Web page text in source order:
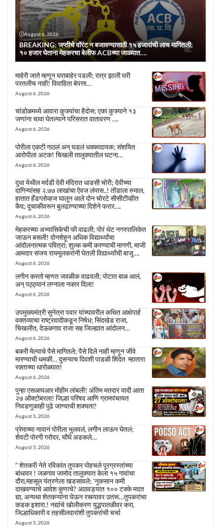
August 6, 2026
BREAKING: जप्तीचे वॉरंट न बजावण्यासाठी १५ हजारांची लाच मागितली;
१० हजार घेताना मेहकरचा बेलीफ ACBच्या जाळ्यात….
माहेरी जाते म्हणून घराबाहेर पडली; रात्र झाली घरी
परतलीच नाही! विवाहिता बेपत्ता…
August 6, 2026
चांडोळमध्ये आवारा कुत्र्यांचा हैदोस; एका कुत्र्याने १३
जणांना चावा घेतल्याने परिसरात वातावरण ….
August 6, 2026
पोरीला एकटी गाठलं अन् घडलं धक्कादायक; संशयित
आरोपीला अटक! चिखली तालुक्यातील घटना…
August 6, 2026
दुधा येथील मर्दडी देवी मंदिरात धाडसी चोरी; देवीच्या
दागिन्यांसह २.७७ लाखांचा ऐवज लंपास..! तोंडाला रुमाल,
हातात हँडग्लोव्हज घालून आले दोन चोरटे सीसीटीव्हीत
कैद; दुचाकीवरून बुलढाण्याच्या दिशेने फरार….
August 6, 2026
मेहकरच्या अभ्यासिकेची फी वाढली; पोरं थेट नगरपालिकेत
जाऊन बसली! दोनशेहून अधिक विद्यार्थ्यांचा
आंदोलनात्मक पवित्रा; शुल्क कमी करण्याची मागणी, माजी
आमदार संजय रायमूलकरांनी घेतली विद्यार्थ्यांची बाजू….
August 6, 2026
लगीन करतो म्हणत जवळीक वाढवली; पोटात बाळ आलं,
अन् पठ्ठ्यानं लग्नाला नकार दिला!
August 6, 2026
उपमुख्यमंत्री सुनेत्रा पवार यांच्यावरील कथित आक्षेपार्ह
वक्तव्याचा राष्ट्रवादीकडून निषेध; सिंदखेड राजा,
चिखलीत, देऊळगाव राजा सह जिल्ह्यात आंदोलन…
August 6, 2026
बकरी मेल्याचे पैसे मागितले; पैसे दिले नाही म्हणून जीवे
मारण्याची धमकी… दुसऱ्याच दिवशी पाडळी शिंदेत म्हातारा
रक्ताच्या थारोळ्यात!
August 6, 2026
पुन्हा एसआयआर मोहीम लांबली! अंतिम मतदार यादी आता
२७ ऑक्टोबरला! जिल्हा परिषद आणि ग्रामपंचायत
निवडणुकाही पुढे जाण्याची शक्यता?
August 5, 2026
प्रेमाच्या नावानं पोरीला भुलवलं, लगीन लाऊन घेतलं;
शेवटी पोरगी गरोदर, चौघे अडकले…
August 5, 2026
” शेतकरी नेते रविकांत तुपकर पोहचले पूरग्रस्तांच्या
बांधावर ! जळगाव जामोद तालुक्यात केला १५ गावांचा
दौरा,महसूल यंत्रणेला खडसावले; ‘नुकसान कमी
दाखवण्याचे आदेश कुणाचे? आठवड्यात १०० टक्के मदत
द्या, अन्यथा शेतकऱ्यांना घेऊन रस्त्यावर उतरू…तुपकरांचा
कडक इशारा.! नद्यांचे खोलीकरण युद्धपातळीवर करा,
जिल्हाधिकारी व तहसीलदारांशी तुपकरांची चर्चा
August 5, 2026